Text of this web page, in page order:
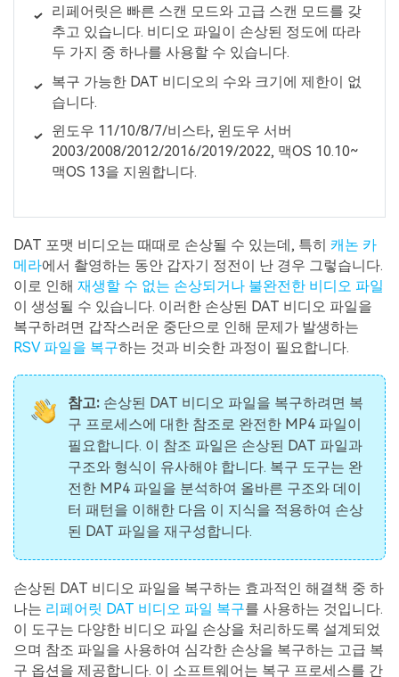
리페어릿은 빠른 스캔 모드와 고급 스캔 모드를 갖
추고 있습니다. 비디오 파일이 손상된 정도에 따라
두 가지 중 하나를 사용할 수 있습니다.
복구 가능한 DAT 비디오의 수와 크기에 제한이 없
습니다.
윈도우 11/10/8/7/비스타, 윈도우 서버
2003/2008/2012/2016/2019/2022, 맥OS 10.10~
맥OS 13을 지원합니다.
DAT 포맷 비디오는 때때로 손상될 수 있는데, 특히 캐논 카
메라에서 촬영하는 동안 갑자기 정전이 난 경우 그렇습니다.
이로 인해 재생할 수 없는 손상되거나 불완전한 비디오 파일
이 생성될 수 있습니다. 이러한 손상된 DAT 비디오 파일을
복구하려면 갑작스러운 중단으로 인해 문제가 발생하는
RSV 파일을 복구하는 것과 비슷한 과정이 필요합니다.
참고:손상된 DAT 비디오 파일을 복구하려면 복
구 프로세스에 대한 참조로 완전한 MP4 파일이
필요합니다. 이 참조 파일은 손상된 DAT 파일과
구조와 형식이 유사해야 합니다. 복구 도구는 완
전한 MP4 파일을 분석하여 올바른 구조와 데이
터 패턴을 이해한 다음 이 지식을 적용하여 손상
된 DAT 파일을 재구성합니다.
손상된 DAT 비디오 파일을 복구하는 효과적인 해결책 중 하
나는 리페어릿 DAT 비디오 파일 복구를 사용하는 것입니다.
이 도구는 다양한 비디오 파일 손상을 처리하도록 설계되었
으며 참조 파일을 사용하여 심각한 손상을 복구하는 고급 복
구 옵션을 제공합니다. 이 소프트웨어는 복구 프로세스를 간